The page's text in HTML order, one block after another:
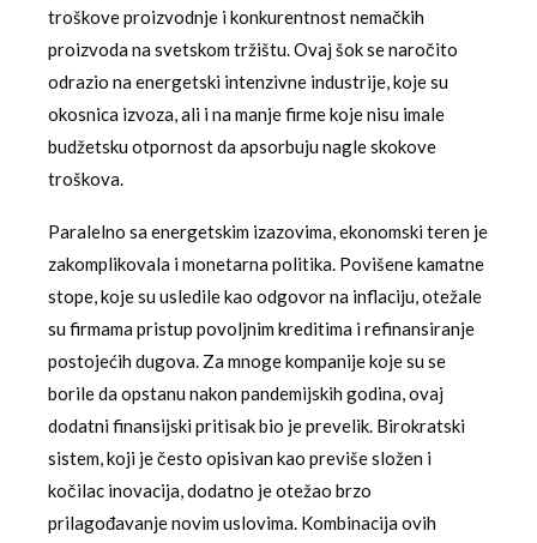
troškove proizvodnje i konkurentnost nemačkih
proizvoda na svetskom tržištu. Ovaj šok se naročito
odrazio na energetski intenzivne industrije, koje su
okosnica izvoza, ali i na manje firme koje nisu imale
budžetsku otpornost da apsorbuju nagle skokove
troškova.
Paralelno sa energetskim izazovima, ekonomski teren je
zakomplikovala i monetarna politika. Povišene kamatne
stope, koje su usledile kao odgovor na inflaciju, otežale
su firmama pristup povoljnim kreditima i refinansiranje
postojećih dugova. Za mnoge kompanije koje su se
borile da opstanu nakon pandemijskih godina, ovaj
dodatni finansijski pritisak bio je prevelik. Birokratski
sistem, koji je često opisivan kao previše složen i
kočilac inovacija, dodatno je otežao brzo
prilagođavanje novim uslovima. Kombinacija ovih